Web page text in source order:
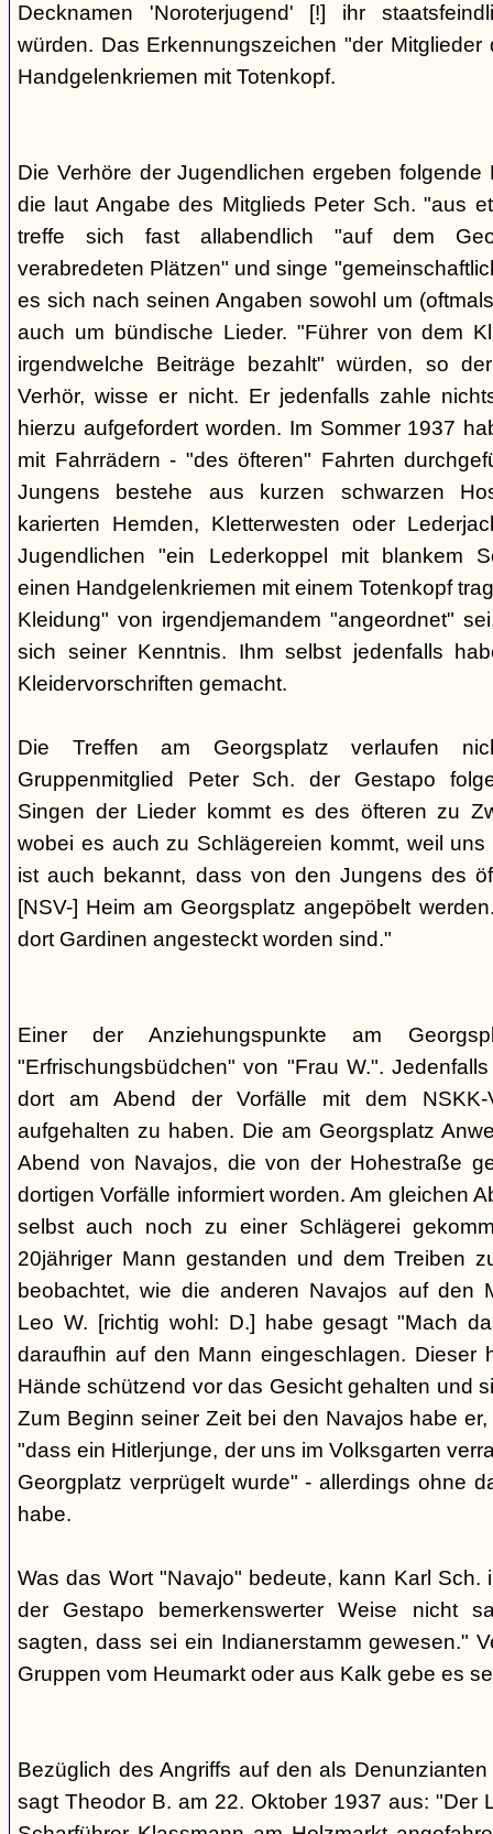
Decknamen 'Noroterjugend' [!] ihr
würden. Das Erkennungszeichen "der Mitglieder
Handgelenkriemen mit Totenkopf.
Die Verhöre der Jugendlichen ergeben folgende
die laut Angabe des Mitglieds Peter Sch. "aus
treffe sich fast allabendlich "auf dem
verabredeten Plätzen" und singe
es sich nach seinen Angaben sowohl um
auch um bündische Lieder. "Führer von dem
irgendwelche Beiträge bezahlt" würden, so
Verhör, wisse er nicht. Er jedenfalls zahle
hierzu aufgefordert worden. Im Sommer 1937
mit Fahrrädern - "des öfteren" Fahrten
Jungens bestehe aus kurzen schwarzen
karierten Hemden, Kletterwesten oder
Jugendlichen "ein Lederkoppel mit blankem
einen Handgelenkriemen mit einem Totenkopf
Kleidung" von irgendjemandem "angeordnet"
sich seiner Kenntnis. Ihm selbst jedenfalls
Kleidervorschriften gemacht.
Die Treffen am Georgsplatz verlaufen
Gruppenmitglied Peter Sch. der Gestapo
Singen der Lieder kommt es des öfteren zu
wobei es auch zu Schlägereien kommt, weil
ist auch bekannt, dass von den Jungens des
[NSV-] Heim am Georgsplatz angepöbelt
dort Gardinen angesteckt worden sind."
Einer der Anziehungspunkte am
"Erfrischungsbüdchen" von "Frau W.".
dort am Abend der Vorfälle mit dem NSKK-
aufgehalten zu haben. Die am Georgsplatz
Abend von Navajos, die von der Hohestraße
dortigen Vorfälle informiert worden. Am gleichen
selbst auch noch zu einer Schlägerei
20jähriger Mann gestanden und dem Treiben
beobachtet, wie die anderen Navajos auf den
Leo W. [richtig wohl: D.] habe gesagt "Mach
daraufhin auf den Mann eingeschlagen. Dieser
Hände schützend vor das Gesicht gehalten und
Zum Beginn seiner Zeit bei den Navajos habe
"dass ein Hitlerjunge, der uns im Volksgarten
Georgplatz verprügelt wurde" - allerdings ohne
habe.
Was das Wort "Navajo" bedeute, kann Karl Sch.
der Gestapo bemerkenswerter Weise nicht
sagten, dass sei ein Indianerstamm gewesen."
Gruppen vom Heumarkt oder aus Kalk gebe es
Bezüglich des Angriffs auf den als
sagt Theodor B. am 22. Oktober 1937 aus: "Der